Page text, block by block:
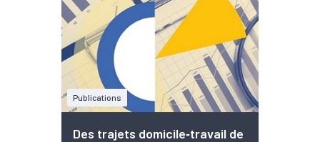
Publications
Des trajets domicile‑travail de